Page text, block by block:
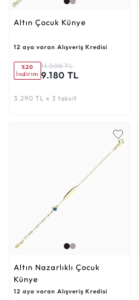
Altın Çocuk Künye
12 aya varan Alışveriş Kredisi
%20
İndirim
11.508 TL
9.180 TL
3.290 TL x 3 taksit
Altın Nazarlıklı Çocuk
Künye
12 aya varan Alışveriş Kredisi